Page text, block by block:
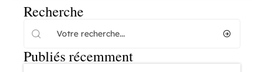
Recherche
Publiés récemment